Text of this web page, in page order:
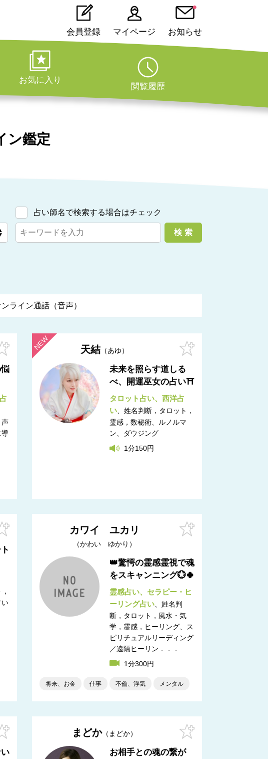
お知らせ
マイページ
会員登録
お気に入り
閲覧履歴
ン鑑定
占い師名で検索する場合はチェック
ンライン通話（音声）
声
導
天結 あゆ
未来を照らす道しる
べ、開運巫女の占い⛩
タロット占い
西洋占
い
姓名判断，タロット，
霊感，数秘術
ルノルマ
ン、ダウジング
1分150円
い
カワイ ユカリ
かわい ゆかり
👑驚愕の霊感霊視で魂
をスキャンニング💮🍀
霊感占い
セラピー・ヒ
ーリング占い
姓名判
断，タロット，風水・気
学，霊感，ヒーリング
ス
ピリチュアルリーディング
／遠隔ヒーリン．．．
1分300円
将来、お金 仕事 不倫、浮気 メンタル
まどか まどか
お相手との魂の繋が